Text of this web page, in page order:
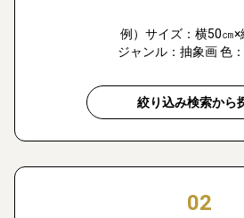
例）サイズ：横50㎝×
ジャンル：抽象画 色
絞り込み検索から
02